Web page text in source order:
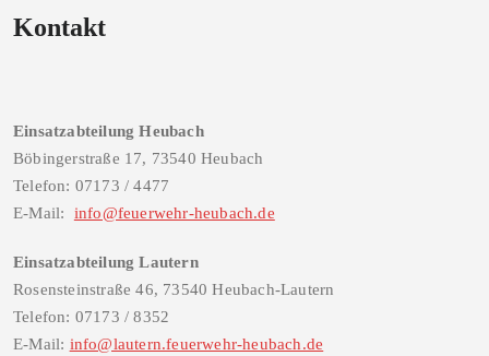
Kontakt
Einsatzabteilung Heubach
Böbingerstraße 17, 73540 Heubach
Telefon: 07173 / 4477
E-Mail: info@feuerwehr-heubach.de
Einsatzabteilung Lautern
Rosensteinstraße 46, 73540 Heubach-Lautern
Telefon: 07173 / 8352
E-Mail: info@lautern.feuerwehr-heubach.de